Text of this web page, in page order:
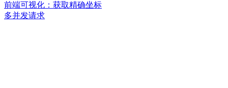
前端可视化：获取精确坐标
多并发请求